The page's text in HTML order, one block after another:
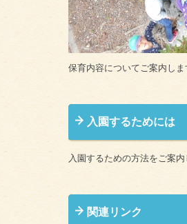
保育内容についてご案内しま
入園するためには
入園するための方法をご案内
関連リンク